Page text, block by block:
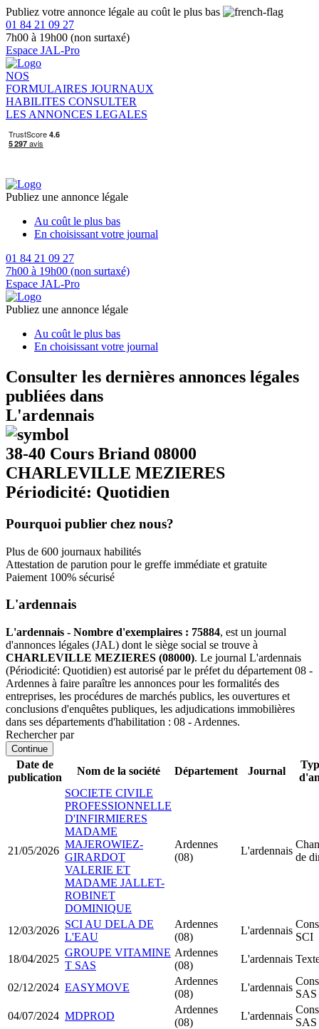
Publiez votre annonce légale au coût le plus bas
01 84 21 09 27
7h00 à 19h00 (non surtaxé)
Espace JAL-Pro
NOS
FORMULAIRES JOURNAUX
HABILITES CONSULTER
LES ANNONCES LEGALES
Publiez une annonce légale
Au coût le plus bas
En choisissant votre journal
01 84 21 09 27
7h00 à 19h00 (non surtaxé)
Espace JAL-Pro
Publiez une annonce légale
Au coût le plus bas
En choisissant votre journal
Consulter les dernières annonces légales
publiées dans
L'ardennais
38-40 Cours Briand 08000
CHARLEVILLE MEZIERES
Périodicité: Quotidien
Pourquoi publier chez nous?
Plus de 600 journaux habilités
Attestation de parution pour le greffe immédiate et gratuite
Paiement 100% sécurisé
L'ardennais
L'ardennais - Nombre d'exemplaires : 75884, est un journal
d'annonces légales (JAL) dont le siège social se trouve à
CHARLEVILLE MEZIERES (08000). Le journal L'ardennais
(Périodicité: Quotidien) est autorisé par le préfet du département 08 -
Ardennes à faire paraître les annonces pour les formalités des
entreprises, les procédures de marchés publics, les ouvertures et
conclusions d'enquêtes publiques, les adjudications immobilières
dans ses départements d'habilitation : 08 - Ardennes.
Rechercher par
Continue
Date de
publication
Nom de la société Département Journal
21/05/2026
SOCIETE CIVILE
PROFESSIONNELLE
D'INFIRMIERES
MADAME
MAJEROWIEZ-
GIRARDOT
VALERIE ET
MADAME JALLET-
ROBINET
DOMINIQUE
Ardennes
(08)
L'ardennais
de
12/03/2026
SCI AU DELA DE
L'EAU
Ardennes
(08)
L'ardennais
SCI
18/04/2025
GROUPE VITAMINE
T SAS
Ardennes
(08)
L'ardennais
02/12/2024 EASYMOVE
Ardennes
(08)
L'ardennais
SAS
04/07/2024 MDPROD
Ardennes
(08)
L'ardennais
SAS